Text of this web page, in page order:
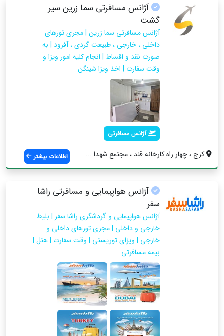
آژانس مسافرتی سما زرین سیر
گشت
آژانس مسافرتی سما زرین | مجری تورهای
داخلی ، خارجی ، طبیعت گردی ، آفرود | به
صورت نقد و اقساط | انجام کلیه امور ویزا و
وقت سفارت | اخذ ویزا شینگن
آژانس مسافرتی
کرج ، چهار راه کارخانه قند ، مجتمع شهدا ... اطلاعات بیشتر
آژانس هواپیمایی و مسافرتی راشا
سفر
آژانس هواپیمایی و گردشگری راشا سفر | بلیط
خارجی و داخلی | مجری تورهای داخلی و
خارجی | ویزای توریستی | وقت سفارت | هتل |
بیمه مسافرتی